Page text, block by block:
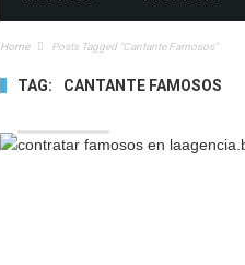
Home Posts Tagged "cantante Famosos"
TAG: CANTANTE FAMOSOS